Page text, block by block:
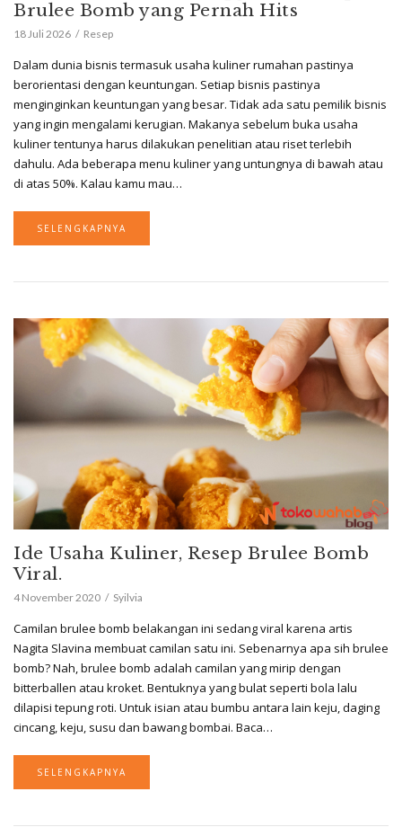
Brulee Bomb yang Pernah Hits
18 Juli 2026 Resep
Dalam dunia bisnis termasuk usaha kuliner rumahan pastinya
berorientasi dengan keuntungan. Setiap bisnis pastinya
menginginkan keuntungan yang besar. Tidak ada satu pemilik bisnis
yang ingin mengalami kerugian. Makanya sebelum buka usaha
kuliner tentunya harus dilakukan penelitian atau riset terlebih
dahulu. Ada beberapa menu kuliner yang untungnya di bawah atau
di atas 50%. Kalau kamu mau…
SELENGKAPNYA
Ide Usaha Kuliner, Resep Brulee Bomb
Viral.
4 November 2020 Syilvia
Camilan brulee bomb belakangan ini sedang viral karena artis
Nagita Slavina membuat camilan satu ini. Sebenarnya apa sih brulee
bomb? Nah, brulee bomb adalah camilan yang mirip dengan
bitterballen atau kroket. Bentuknya yang bulat seperti bola lalu
dilapisi tepung roti. Untuk isian atau bumbu antara lain keju, daging
cincang, keju, susu dan bawang bombai. Baca…
SELENGKAPNYA